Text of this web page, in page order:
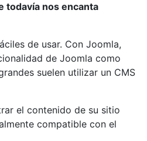
todavía nos encanta
de usar. Con Joomla,
de Joomla como
suelen utilizar un CMS
el contenido de su sitio
compatible con el